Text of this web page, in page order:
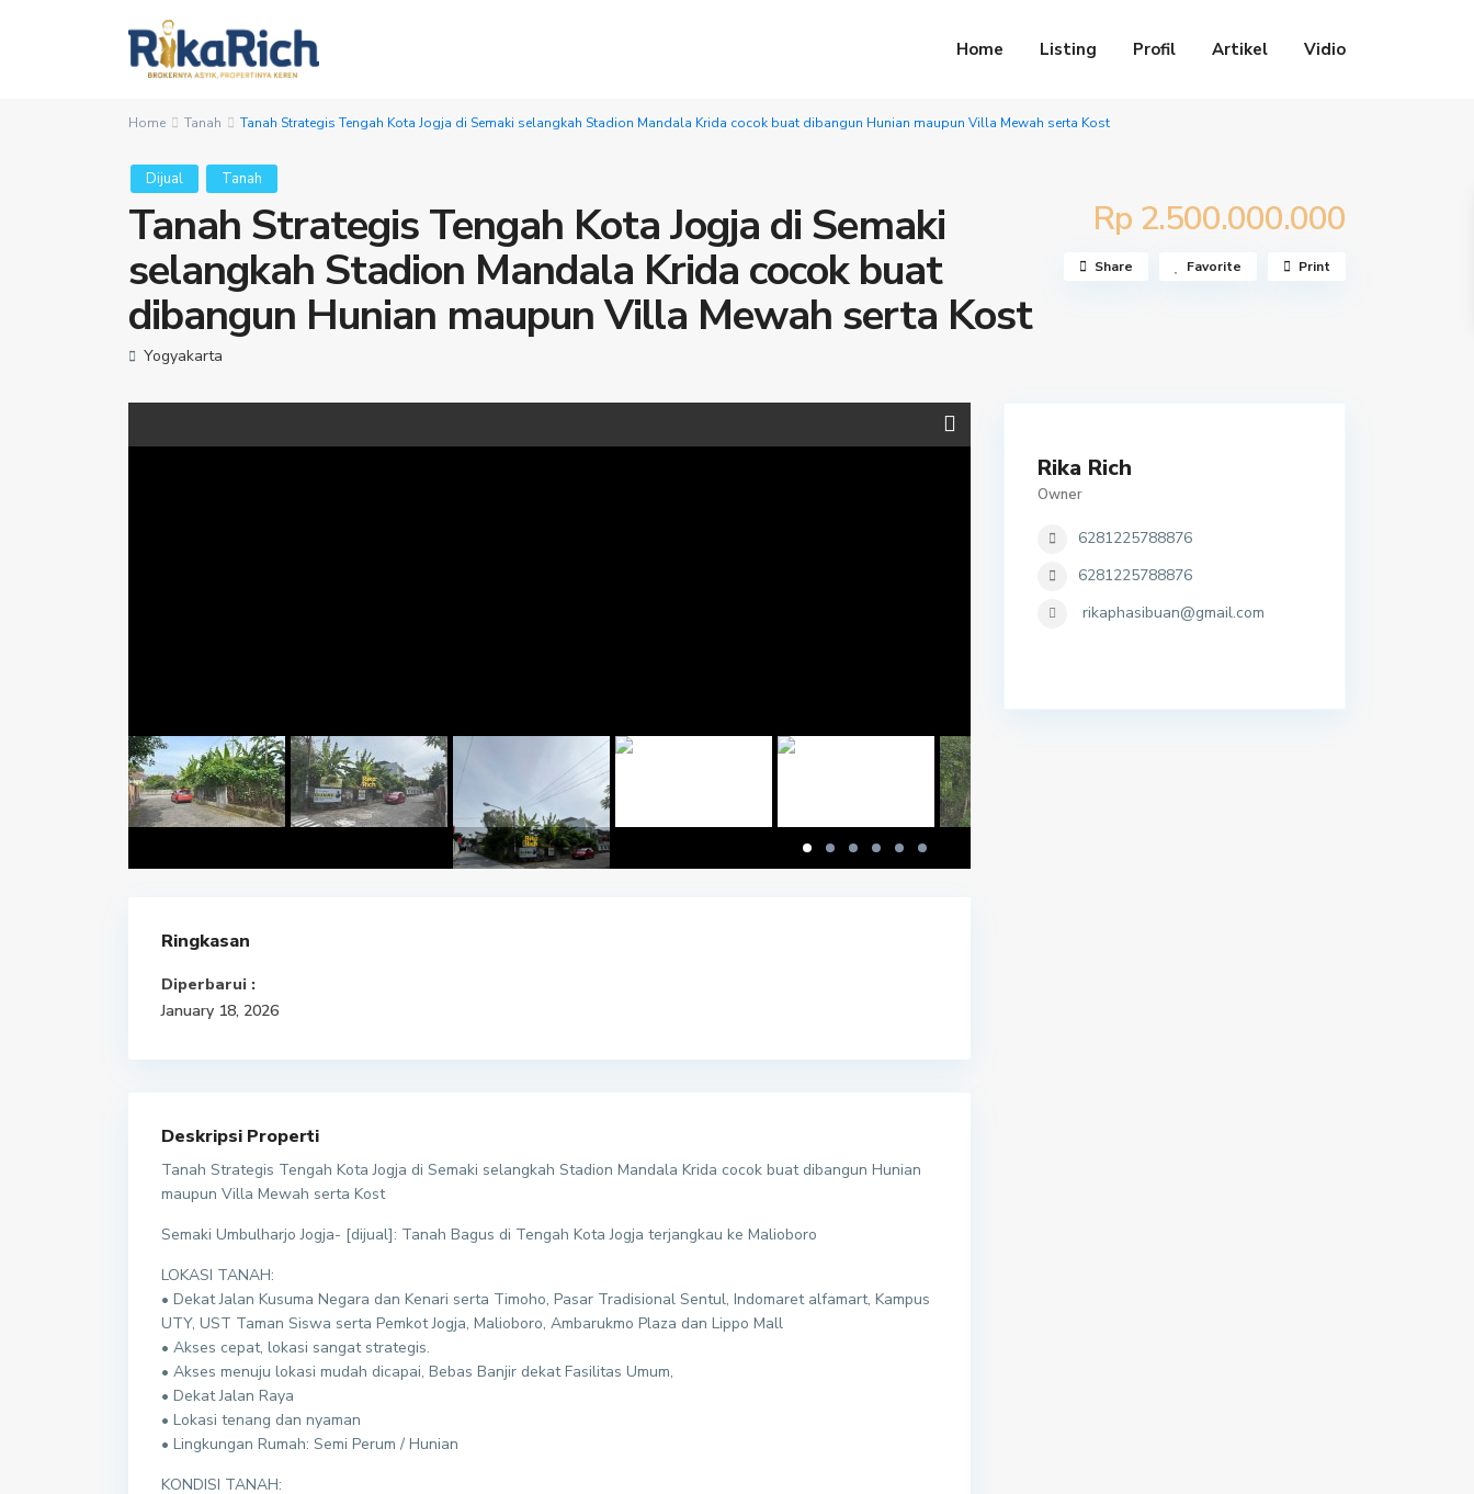
Home Listing Profil Artikel Vidio
Home Tanah Tanah Strategis Tengah Kota Jogja di Semaki selangkah Stadion Mandala Krida cocok buat dibangun Hunian maupun Villa Mewah serta Kost
Dijual Tanah
Tanah Strategis Tengah Kota Jogja di Semaki
selangkah Stadion Mandala Krida cocok buat
dibangun Hunian maupun Villa Mewah serta Kost
Rp 2.500.000.000
Yogyakarta
Share Favorite Print
Ringkasan
Diperbarui :
January 18, 2026
Deskripsi Properti
Tanah Strategis Tengah Kota Jogja di Semaki selangkah Stadion Mandala Krida cocok buat dibangun Hunian
maupun Villa Mewah serta Kost
Semaki Umbulharjo Jogja- [dijual]: Tanah Bagus di Tengah Kota Jogja terjangkau ke Malioboro
LOKASI TANAH:
• Dekat Jalan Kusuma Negara dan Kenari serta Timoho, Pasar Tradisional Sentul, Indomaret alfamart, Kampus
UTY, UST Taman Siswa serta Pemkot Jogja, Malioboro, Ambarukmo Plaza dan Lippo Mall
• Akses cepat, lokasi sangat strategis.
• Akses menuju lokasi mudah dicapai, Bebas Banjir dekat Fasilitas Umum,
• Dekat Jalan Raya
• Lokasi tenang dan nyaman
• Lingkungan Rumah: Semi Perum / Hunian
KONDISI TANAH:
Rika Rich
Owner
6281225788876
6281225788876
rikaphasibuan@gmail.com